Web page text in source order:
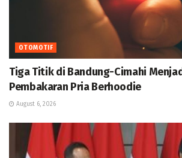
OTOMOTIF
Tiga Titik di Bandung-Cimahi
Pembakaran Pria Berhoodie
August 6, 2026